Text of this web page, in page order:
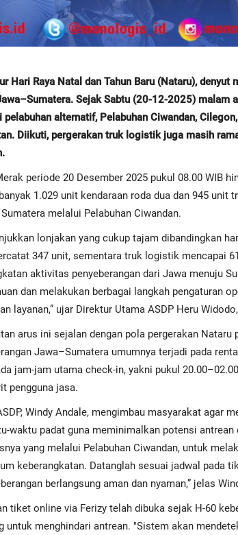
Hari Raya Natal dan Tahun Baru (Nataru),
Sejak Sabtu (20-12-2025) malam
alternatif, Pelabuhan Ciwandan,
Diikuti, pergerakan truk logistik juga masih
periode 20 Desember 2025 pukul 08.00 WIB
1.029 unit kendaraan roda dua dan 945 unit
melalui Pelabuhan Ciwandan.
lonjakan yang cukup tajam dibandingkan
347 unit, sementara truk logistik mencapai
aktivitas penyeberangan dari Jawa menuju
dan melakukan berbagai langkah pengaturan
layanan,” ujar Direktur Utama ASDP Heru
arus ini sejalan dengan pola pergerakan Nataru
Jawa–Sumatera umumnya terjadi pada
jam-jam utama check-in, yakni pukul
pengguna jasa.
Windy Andale, mengimbau masyarakat agar
waktu padat guna meminimalkan potensi antrean
yang melalui Pelabuhan Ciwandan, untuk
keberangkatan. Datanglah sesuai jadwal pada
berlangsung aman dan nyaman,” jelas
tiket online via Ferizy telah dibuka sejak H-60
untuk menghindari antrean. "Sistem akan